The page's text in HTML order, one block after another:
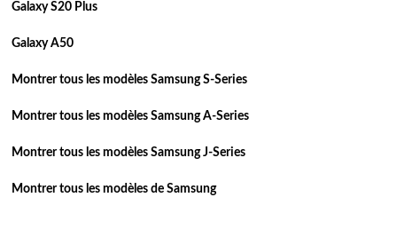
Galaxy S20 Plus
Galaxy A50
Montrer tous les modèles Samsung S-Series
Montrer tous les modèles Samsung A-Series
Montrer tous les modèles Samsung J-Series
Montrer tous les modèles de Samsung